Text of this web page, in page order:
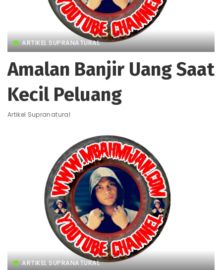
ARTIKEL SUPRANATURAL
Amalan Banjir Uang Saat
Kecil Peluang
Artikel Supranatural
ARTIKEL SUPRANATURAL